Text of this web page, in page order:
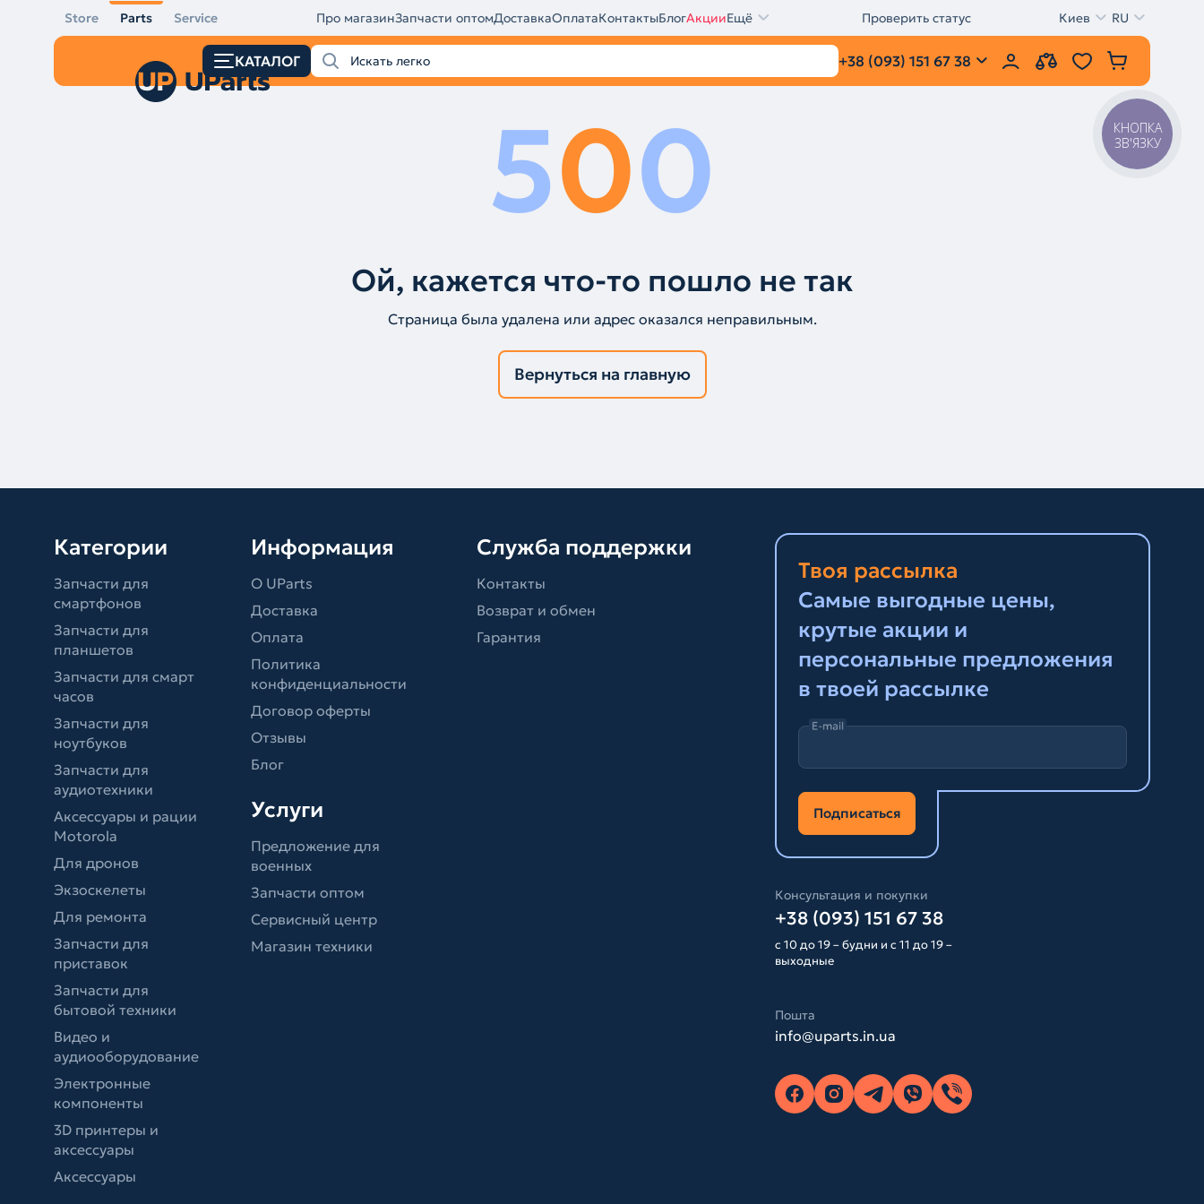
Store Parts Service Про магазинЗапчасти оптомДоставкаОплатаКонтактыБлогАкцииЕщё Проверить статус Киев RU
КАТАЛОГ +38 (093) 151 67 38
500
Ой, кажется что-то пошло не так
Страница была удалена или адрес оказался неправильным.
Вернуться на главную
Категории
Запчасти для
смартфонов
Запчасти для
планшетов
Запчасти для смарт
часов
Запчасти для
ноутбуков
Запчасти для
аудиотехники
Аксессуары и рации
Motorola
Для дронов
Экзоскелеты
Для ремонта
Запчасти для
приставок
Запчасти для
бытовой техники
Видео и
аудиооборудование
Электронные
компоненты
3D принтеры и
аксессуары
Аксессуары
Информация
О UParts
Доставка
Оплата
Политика
конфиденциальности
Договор оферты
Отзывы
Блог
Услуги
Предложение для
военных
Запчасти оптом
Сервисный центр
Магазин техники
Служба поддержки
Контакты
Возврат и обмен
Гарантия
Твоя рассылка
Самые выгодные цены,
крутые акции и
персональные предложения
в твоей рассылке
E-mail
Подписаться
Консультация и покупки
+38 (093) 151 67 38
с 10 до 19 – будни и с 11 до 19 –
выходные
Пошта
info@uparts.in.ua
КНОПКА
ЗВ'ЯЗКУ